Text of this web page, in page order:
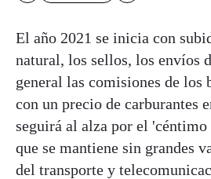
El año 2021 se inicia con
natural, los sellos, los envíos
general las comisiones de los
con un precio de carburantes
seguirá al alza por el
que se mantiene sin grandes
del transporte y